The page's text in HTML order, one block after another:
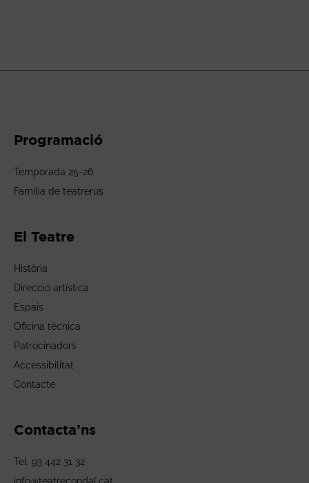
Programació
Temporada 25-26
Família de teatrerus
El Teatre
Història
Direcció artística
Espais
Oficina tècnica
Patrocinadors
Accessibilitat
Contacte
Contacta’ns
Tel. 93 442 31 32